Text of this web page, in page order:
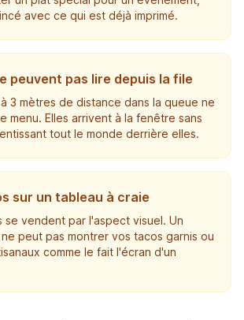
avec ce qui est déjà imprimé.
peuvent pas lire depuis la file
3 mètres de distance dans la queue ne
menu. Elles arrivent à la fenêtre sans
tout le monde derrière elles.
sur un tableau à craie
se vendent par l'aspect visuel. Un
peut pas montrer vos tacos garnis ou
comme le fait l'écran d'un